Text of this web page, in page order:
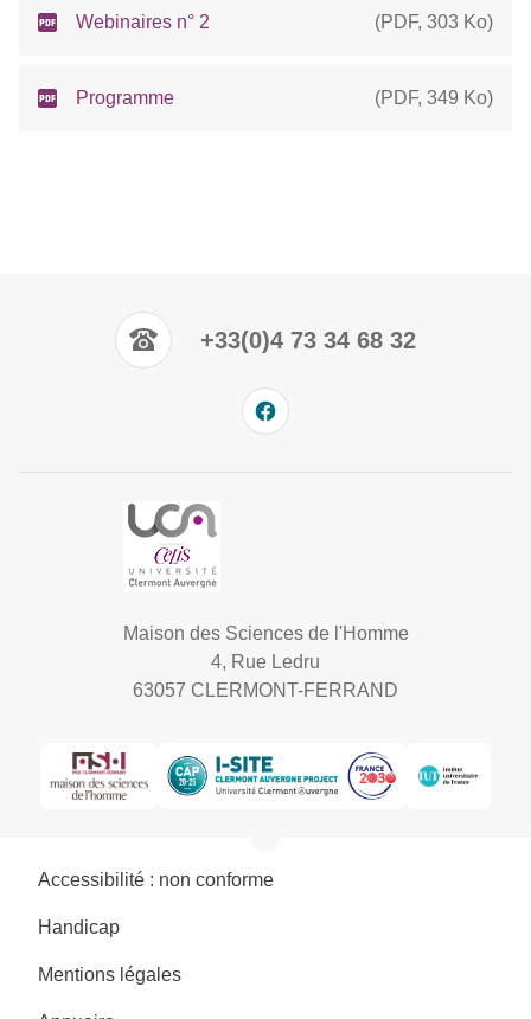
Webinaires n° 2 (PDF, 303 Ko)
Programme (PDF, 349 Ko)
+33(0)4 73 34 68 32
Maison des Sciences de l'Homme
4, Rue Ledru
63057 CLERMONT-FERRAND
Accessibilité : non conforme
Handicap
Mentions légales